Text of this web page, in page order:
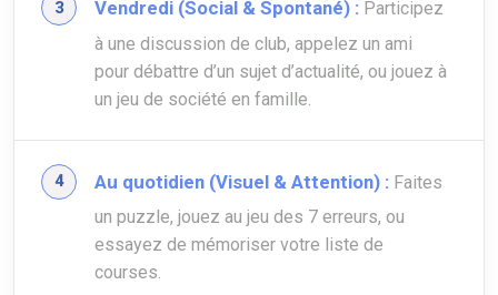
Vendredi (Social & Spontané) : Participez
à une discussion de club, appelez un ami
pour débattre d’un sujet d’actualité, ou jouez à
un jeu de société en famille.
Au quotidien (Visuel & Attention) : Faites
un puzzle, jouez au jeu des 7 erreurs, ou
essayez de mémoriser votre liste de
courses.